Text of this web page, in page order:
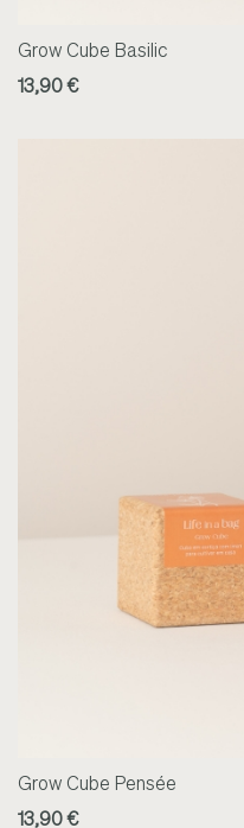
Grow Cube Basilic
13,90 €
Grow Cube Pensée
13,90 €